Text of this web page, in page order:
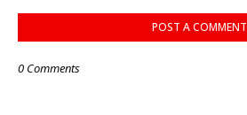
POST A COMMENT
0 Comments